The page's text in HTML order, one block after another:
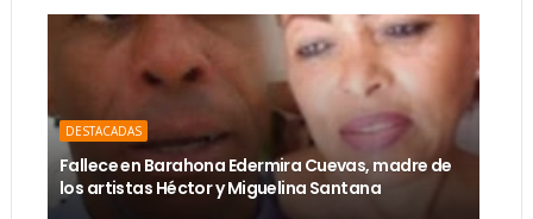
DESTACADAS
Fallece en Barahona Edermira Cuevas, madre de
los artistas Héctor y Miguelina Santana